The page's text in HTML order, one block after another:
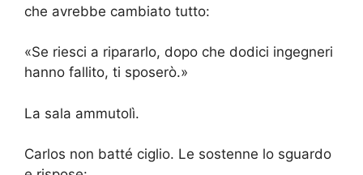
che avrebbe cambiato tutto:
«Se riesci a ripararlo, dopo che dodici ingegneri
hanno fallito, ti sposerò.»
La sala ammutolì.
Carlos non batté ciglio. Le sostenne lo sguardo